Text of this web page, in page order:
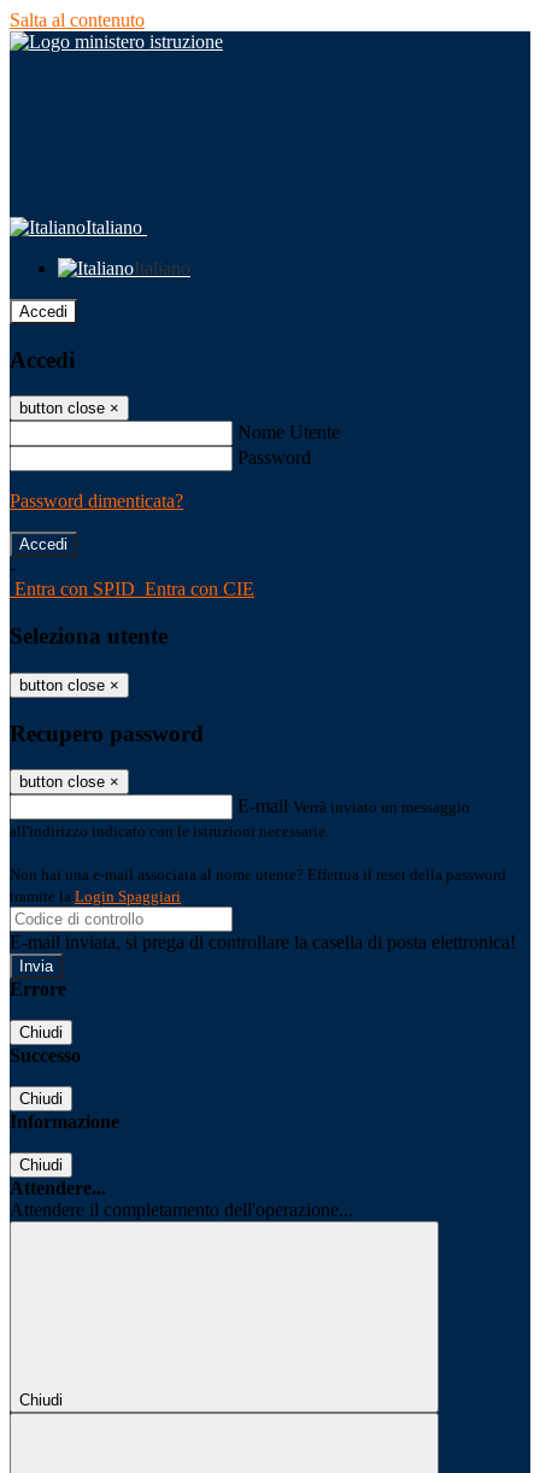
Salta al contenuto
Italiano
Italiano
Accedi
Accedi
button close ×
Nome Utente
Password
Password dimenticata?
-
Entra con SPID Entra con CIE
Seleziona utente
button close ×
Recupero password
button close ×
E-mail Verrà inviato un messaggio
all'indirizzo indicato con le istruzioni necessarie.
Non hai una e-mail associata al nome utente? Effettua il reset della password
tramite la Login Spaggiari
E-mail inviata, si prega di controllare la casella di posta elettronica!
Errore
Chiudi
Successo
Chiudi
Informazione
Chiudi
Attendere...
Attendere il completamento dell'operazione...
Chiudi